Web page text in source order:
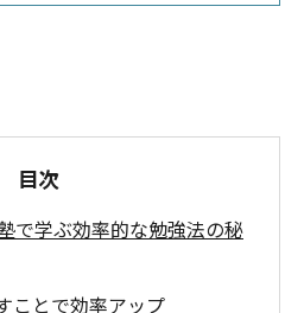
目次
で学ぶ効率的な勉強法の秘